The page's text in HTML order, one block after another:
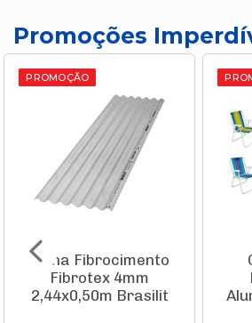
Promoções
PROMOÇÃO
Telha Fibrocimento
Fibrotex 4mm
2,44x0,50m Brasilit